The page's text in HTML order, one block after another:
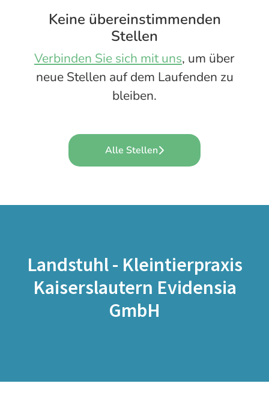
Keine übereinstimmenden
Stellen
Verbinden Sie sich mit uns, um über
neue Stellen auf dem Laufenden zu
bleiben.
Alle Stellen
Landstuhl - Kleintierpraxis
Kaiserslautern Evidensia
GmbH